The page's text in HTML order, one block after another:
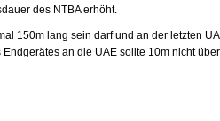
des NTBA erhöht.
150m lang sein darf und an der letzten
an die UAE sollte 10m nicht